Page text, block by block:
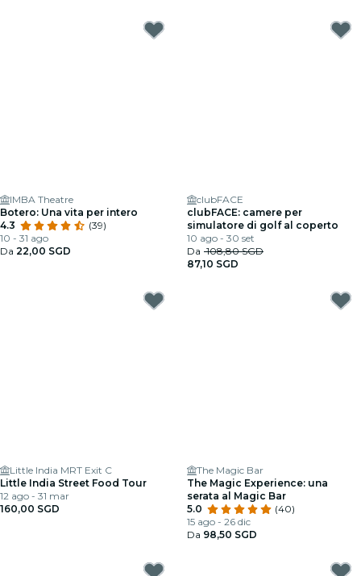
IMBA Theatre
Botero: Una vita per intero
4.3
(39)
10 - 31 ago
Da 22,00 SGD
clubFACE
clubFACE: camere per
simulatore di golf al coperto
10 ago - 30 set
Da 108,80 SGD
87,10 SGD
Little India MRT Exit C
Little India Street Food Tour
12 ago - 31 mar
160,00 SGD
The Magic Bar
The Magic Experience: una
serata al Magic Bar
5.0
(40)
15 ago - 26 dic
Da 98,50 SGD